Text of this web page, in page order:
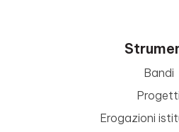
Bandi
Progetti
Erogazioni